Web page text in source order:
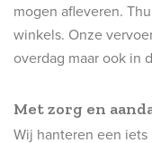
mogen afleveren.
winkels. Onze
overdag maar ook in
Met zorg en
Wij hanteren een